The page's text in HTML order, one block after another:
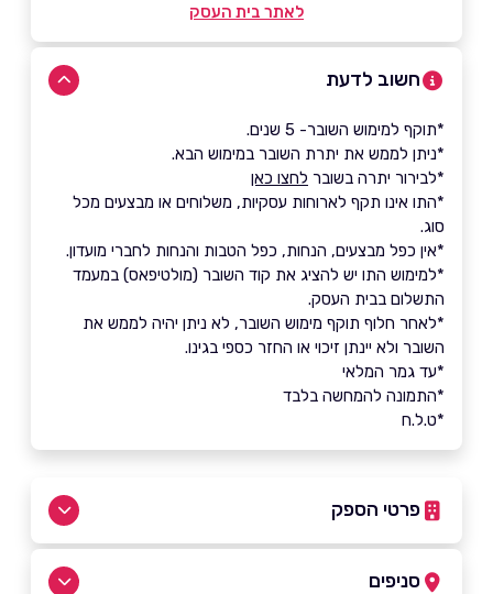
לאתר בית העסק
חשוב לדעת
*תוקף למימוש השובר- 5 שנים.
*ניתן לממש את יתרת השובר במימוש הבא.
*לבירור יתרה בשובר לחצו כאן
*התו אינו תקף לארוחות עסקיות, משלוחים או מבצעים מכל
סוג.
*אין כפל מבצעים, הנחות, כפל הטבות והנחות לחברי מועדון.
*למימוש התו יש להציג את קוד השובר (מולטיפאס) במעמד
התשלום בבית העסק.
*לאחר חלוף תוקף מימוש השובר, לא ניתן יהיה לממש את
השובר ולא יינתן זיכוי או החזר כספי בגינו.
*עד גמר המלאי
*התמונה להמחשה בלבד
*ט.ל.ח
פרטי הספק
סניפים